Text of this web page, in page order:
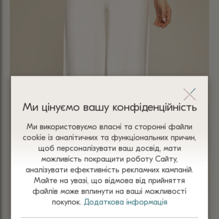
Ми цінуємо вашу конфіденційність
Ми використовуємо власні та сторонні файли
сооkіе із аналітичних та функціональних причин,
щоб персоналізувати ваш досвід, мати
можливість покращити роботу Сайту,
аналізувати ефективність рекламних кампаній.
Майте на увазі, що відмова від прийняття
файлів може вплинути на ваші можливості
покупок. Додаткова інформація